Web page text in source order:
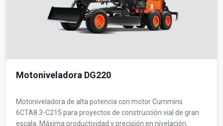
Motoniveladora DG220
Motoniveladora de alta potencia con motor Cummins
6CTA8.3-C215 para proyectos de construcción vial de gran
escala. Máxima productividad y precisión en nivelación.